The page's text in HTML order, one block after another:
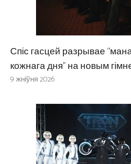
Спіс гасцей разрывае
кожнага дня” на новым
9 жніўня 2026